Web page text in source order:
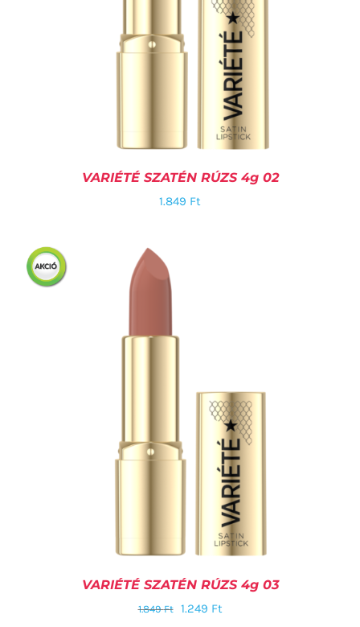
VARIÉTÉ SZATÉN RÚZS 4g 02
1.849 Ft
VARIÉTÉ SZATÉN RÚZS 4g 03
1.849Ft 1.249 Ft